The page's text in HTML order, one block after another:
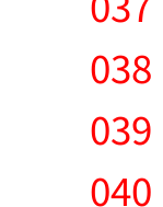
038
039
040